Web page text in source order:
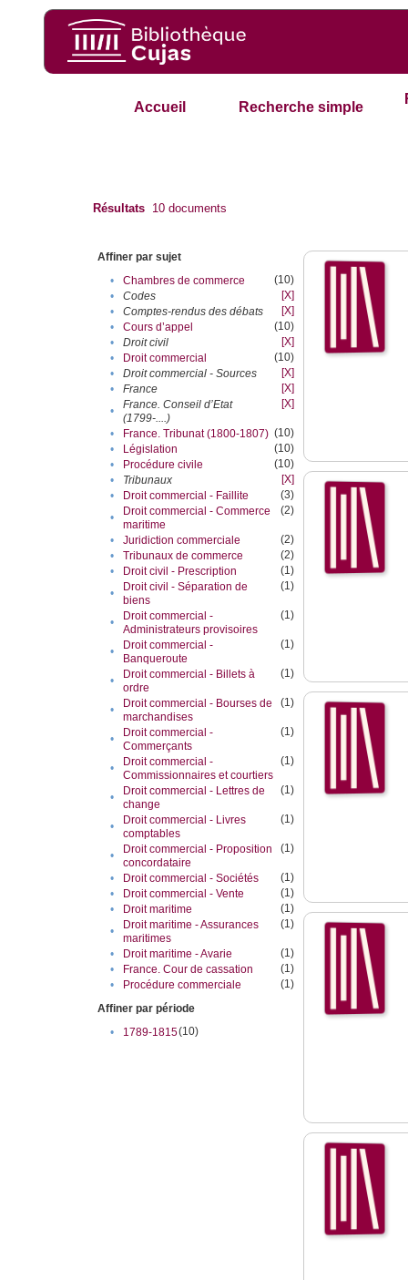
Accueil Recherche simple
Résultats 10 documents
Affiner par sujet
•
Chambres de commerce
(10)
•
Codes
[X]
•
Comptes-rendus des débats
[X]
•
Cours d’appel
(10)
•
Droit civil
[X]
•
Droit commercial
(10)
•
Droit commercial - Sources
[X]
•
France
[X]
•
France. Conseil d’Etat
(1799-....)
[X]
• France. Tribunat (1800-1807) (10)
•
Législation
(10)
•
Procédure civile
(10)
•
Tribunaux
[X]
•
Droit commercial - Faillite
(3)
•
Droit commercial - Commerce
maritime
(2)
• Juridiction commerciale
(2)
•
Tribunaux de commerce
(2)
•
Droit civil - Prescription
(1)
•
Droit civil - Séparation de
biens
(1)
•
Droit commercial -
Administrateurs provisoires
(1)
•
Droit commercial -
Banqueroute
(1)
•
Droit commercial - Billets à
ordre
(1)
•
Droit commercial - Bourses de
marchandises
(1)
•
Droit commercial -
Commerçants
(1)
•
Droit commercial -
Commissionnaires et courtiers
(1)
•
Droit commercial - Lettres de
change
(1)
•
Droit commercial - Livres
comptables
(1)
•
Droit commercial - Proposition
concordataire
(1)
• Droit commercial - Sociétés
(1)
•
Droit commercial - Vente
(1)
•
Droit maritime
(1)
•
Droit maritime - Assurances
maritimes
(1)
• Droit maritime - Avarie
(1)
•
France. Cour de cassation
(1)
•
Procédure commerciale
(1)
Affiner par période
•
1789-1815(10)